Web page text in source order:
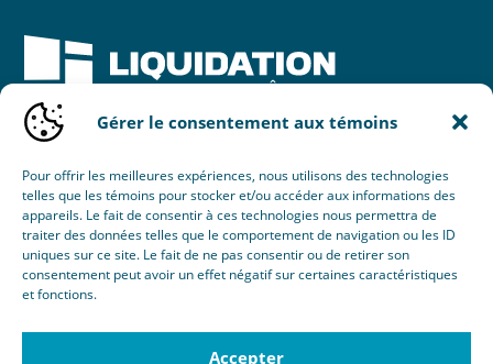
Gérer le consentement aux témoins
Pour offrir les meilleures expériences, nous utilisons des technologies
telles que les témoins pour stocker et/ou accéder aux informations des
appareils. Le fait de consentir à ces technologies nous permettra de
traiter des données telles que le comportement de navigation ou les ID
uniques sur ce site. Le fait de ne pas consentir ou de retirer son
consentement peut avoir un effet négatif sur certaines caractéristiques
et fonctions.
Accepter
Une initiative de :
© 2026 Nouvel Horizon Portes & Fenêtres Inc.
Tous droits réservés.